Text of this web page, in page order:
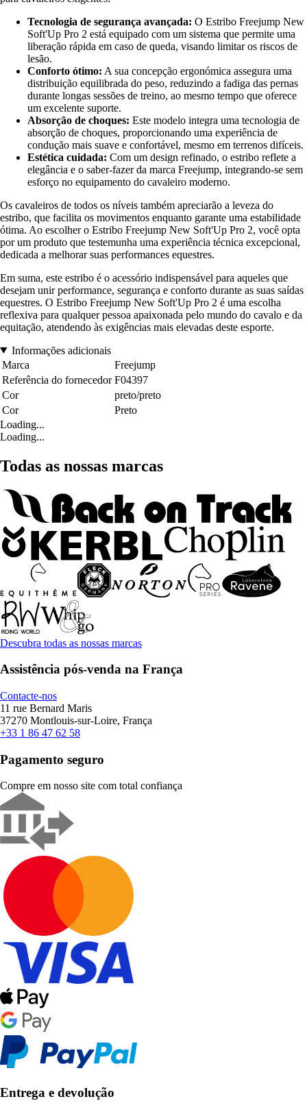
Tecnologia de segurança avançada: O Estribo Freejump New
Soft'Up Pro 2 está equipado com um sistema que permite uma
liberação rápida em caso de queda, visando limitar os riscos de
lesão.
Conforto ótimo: A sua concepção ergonómica assegura uma
distribuição equilibrada do peso, reduzindo a fadiga das pernas
durante longas sessões de treino, ao mesmo tempo que oferece
um excelente suporte.
Absorção de choques: Este modelo integra uma tecnologia de
absorção de choques, proporcionando uma experiência de
condução mais suave e confortável, mesmo em terrenos difíceis.
Estética cuidada: Com um design refinado, o estribo reflete a
elegância e o saber-fazer da marca Freejump, integrando-se sem
esforço no equipamento do cavaleiro moderno.
Os cavaleiros de todos os níveis também apreciarão a leveza do
estribo, que facilita os movimentos enquanto garante uma estabilidade
ótima. Ao escolher o Estribo Freejump New Soft'Up Pro 2, você opta
por um produto que testemunha uma experiência técnica excepcional,
dedicada a melhorar suas performances equestres.
Em suma, este estribo é o acessório indispensável para aqueles que
desejam unir performance, segurança e conforto durante as suas saídas
equestres. O Estribo Freejump New Soft'Up Pro 2 é uma escolha
reflexiva para qualquer pessoa apaixonada pelo mundo do cavalo e da
equitação, atendendo às exigências mais elevadas deste esporte.
Informações adicionais
Marca
Freejump
Referência do fornecedor F04397
Cor
preto/preto
Cor
Preto
Loading...
Loading...
Todas as nossas marcas
Descubra todas as nossas marcas
Assistência pós-venda na França
Contacte-nos
11 rue Bernard Maris
37270 Montlouis-sur-Loire, França
+33 1 86 47 62 58
Pagamento seguro
Compre em nosso site com total confiança
Entrega e devolução